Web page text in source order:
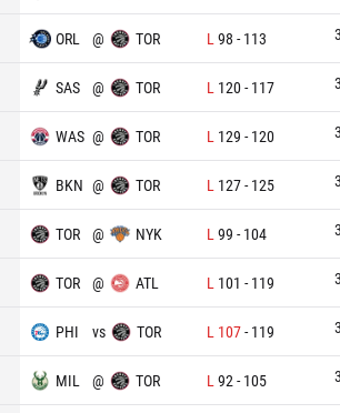
ORL @ TOR L 98 - 113
SAS @ TOR L 120- 117
WAS @ TOR L 129 - 120
BKN @ TOR L 127- 125
TOR @ NYK L 99 - 104
TOR @ ATL L 101 - 119
PHI vs TOR L 107- 119
MIL @ TOR L 92 - 105